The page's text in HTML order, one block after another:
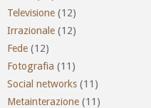
Televisione (12)
Irrazionale (12)
Fede (12)
Fotografia (11)
Social networks (11)
Metainterazione (11)